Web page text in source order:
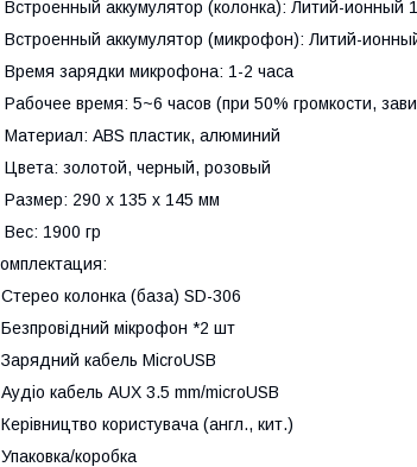
Встроенный аккумулятор (колонка): Литий-ионный
Встроенный аккумулятор (микрофон): Литий-
Время зарядки микрофона: 1-2 часа
Рабочее время: 5~6 часов (при 50% громкости,
Материал: ABS пластик, алюминий
Цвета: золотой, черный, розовый
Размер: 290 х 135 х 145 мм
Вес: 1900 гр
колонка (база) SD-306
мікрофон *2 шт
кабель MicroUSB
кабель AUX 3.5 mm/microUSB
користувача (англ., кит.)
коробка